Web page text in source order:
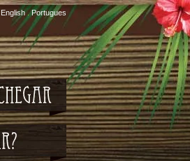
English.Portugues